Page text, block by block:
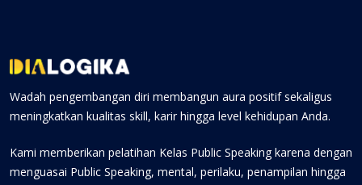
Wadah pengembangan diri membangun aura positif sekaligus
meningkatkan kualitas skill, karir hingga level kehidupan Anda.
Kami memberikan pelatihan Kelas Public Speaking karena dengan
menguasai Public Speaking, mental, perilaku, penampilan hingga